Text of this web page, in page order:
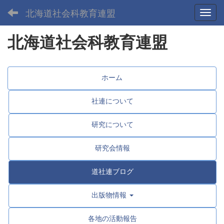
北海道社会科教育連盟
北海道社会科教育連盟
ホーム
社連について
研究について
研究会情報
道社連ブログ
出版物情報
各地の活動報告